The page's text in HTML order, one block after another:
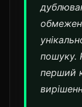
пошуку.
перший